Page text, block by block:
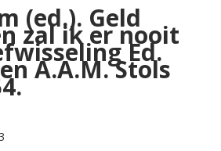
(ed.). Geld
zal ik er nooit
Ed.
A.A.M. Stols